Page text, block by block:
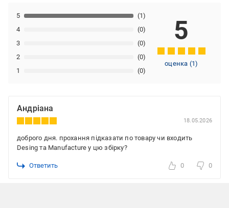
1 (0)
2 (0)
3 (0)
4 (0)
5 (1)
5
оценка (1)
Андріана
18.05.2026
доброго дня. прохання підказати по товару чи входить
Desing та Manufacture у цю збірку?
Ответить 0 0